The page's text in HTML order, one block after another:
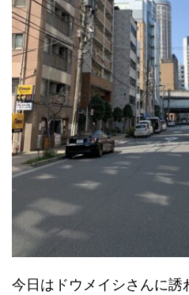
今日はドウメイシさんに誘